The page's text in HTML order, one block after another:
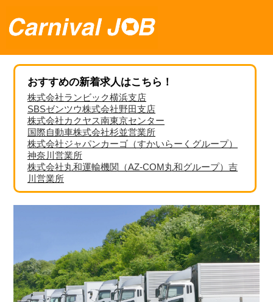
おすすめの新着求人はこちら！
株式会社ランビック横浜支店
SBSゼンツウ株式会社野田支店
株式会社カクヤス南東京センター
国際自動車株式会社杉並営業所
株式会社ジャパンカーゴ（すかいらーくグループ）
神奈川営業所
株式会社丸和運輸機関（AZ-COM丸和グループ）吉
川営業所